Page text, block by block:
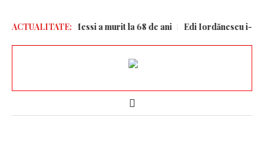
ACTUALITATE:
Tatăl lui Messi a murit la 68 de ani Edi Iordănescu i-a spus